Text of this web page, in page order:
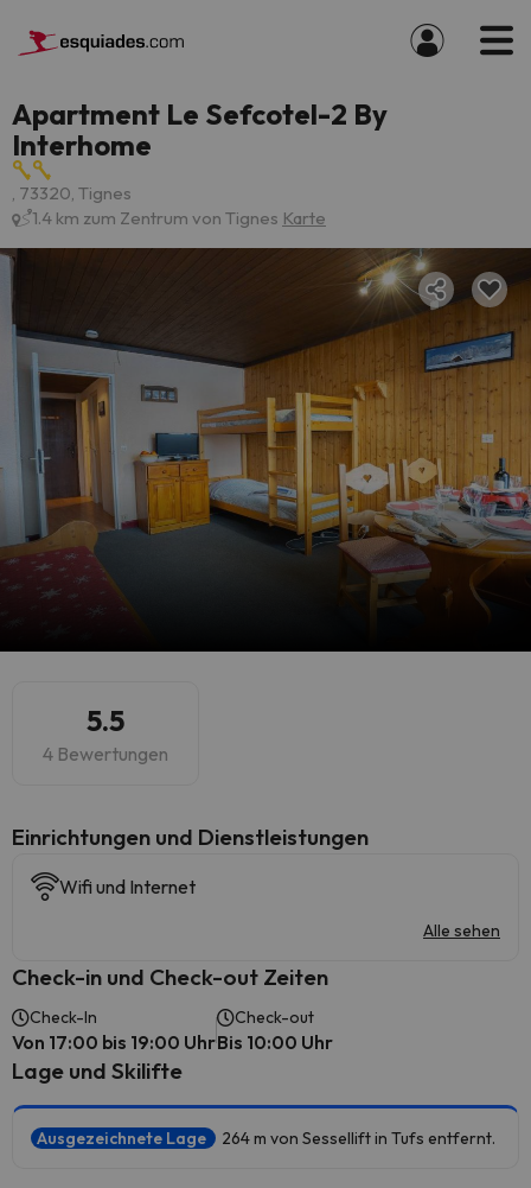
Apartment Le Sefcotel-2 By
Interhome
, 73320, Tignes
1.4 km zum Zentrum von Tignes Karte
5.5
4 Bewertungen
​Einrichtungen und Dienstleistungen
Wifi und Internet
Alle sehen
Check-in und Check-out Zeiten
Check-In
Von 17:00 bis 19:00 Uhr
Check-out
Bis 10:00 Uhr
Lage und Skilifte
Ausgezeichnete Lage 264 m von Sessellift in Tufs entfernt.